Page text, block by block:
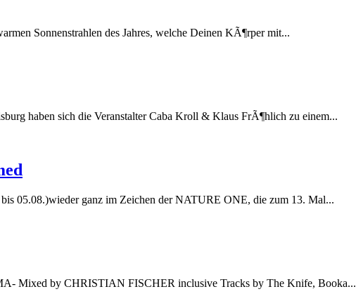
Sonnenstrahlen des Jahres, welche Deinen KÃ¶rper mit...
haben sich die Veranstalter Caba Kroll & Klaus FrÃ¶hlich zu einem...
05.08.)wieder ganz im Zeichen der NATURE ONE, die zum 13. Mal...
Mixed by CHRISTIAN FISCHER inclusive Tracks by The Knife, Booka...